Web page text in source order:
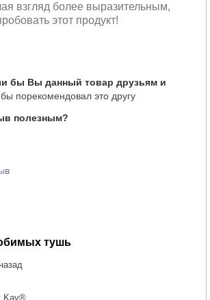
взгляд более выразительным,
этот продукт!
бы Вы данный товар друзьям и
порекомендовал это другу
полезным?
тушь
Kay®